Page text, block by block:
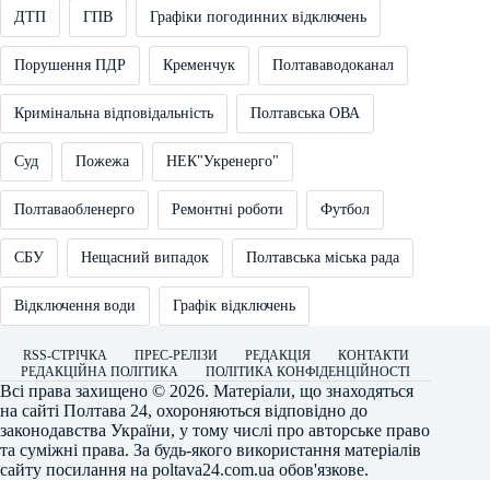
ДТП ГПВ Графіки погодинних відключень
Порушення ПДР Кременчук Полтававодоканал
Кримінальна відповідальність Полтавська ОВА
Суд Пожежа НЕК"Укренерго"
Полтаваобленерго Ремонтні роботи Футбол
СБУ Нещасний випадок Полтавська міська рада
Відключення води Графік відключень
RSS-СТРІЧКА ПРЕС-РЕЛІЗИ РЕДАКЦІЯ
КОНТАКТИ
РЕДАКЦІЙНА ПОЛІТИКА
ПОЛІТИКА КОНФІДЕНЦІЙНОСТІ
Всі права захищено © 2026. Матеріали, що знаходяться
на сайті Полтава 24, охороняються відповідно до
законодавства України, у тому числі про авторське право
та суміжні права. За будь-якого використання матеріалів
сайту посилання на poltava24.com.ua обов'язкове.